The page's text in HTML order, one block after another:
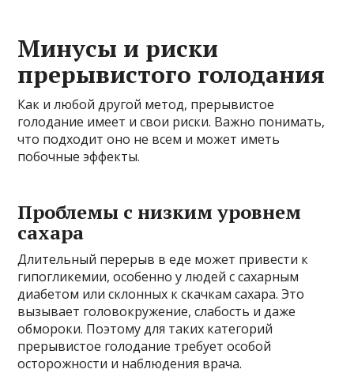
Минусы и риски
прерывистого голодания
Как и любой другой метод, прерывистое
голодание имеет и свои риски. Важно понимать,
что подходит оно не всем и может иметь
побочные эффекты.
Проблемы с низким уровнем
сахара
Длительный перерыв в еде может привести к
гипогликемии, особенно у людей с сахарным
диабетом или склонных к скачкам сахара. Это
вызывает головокружение, слабость и даже
обмороки. Поэтому для таких категорий
прерывистое голодание требует особой
осторожности и наблюдения врача.